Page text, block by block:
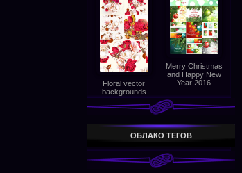
Floral vector
backgrounds
Merry Christmas
and Happy New
Year 2016
ОБЛАКО ТЕГОВ